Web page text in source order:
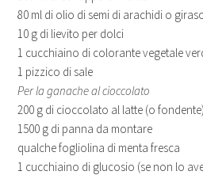
80 ml di olio di semi di arachidi o
10 g di lievito per dolci
1 cucchiaino di colorante vegetale
1 pizzico di sale
Per la ganache al cioccolato
200 g di cioccolato al latte (o fondente)
1500 g di panna da montare
qualche fogliolina di menta fresca
1 cucchiaino di glucosio (se non lo